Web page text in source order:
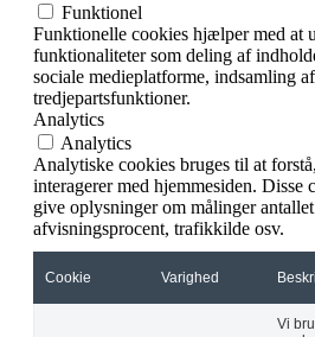
Funktionel
Funktionelle cookies hjælper med at
funktionaliteter som deling af
sociale medieplatforme, indsamling
tredjepartsfunktioner.
Analytics
Analytics
Analytiske cookies bruges til at
interagerer med hjemmesiden. Disse
give oplysninger om målinger
afvisningsprocent, trafikkilde osv.
Cookie Varighed
Vi